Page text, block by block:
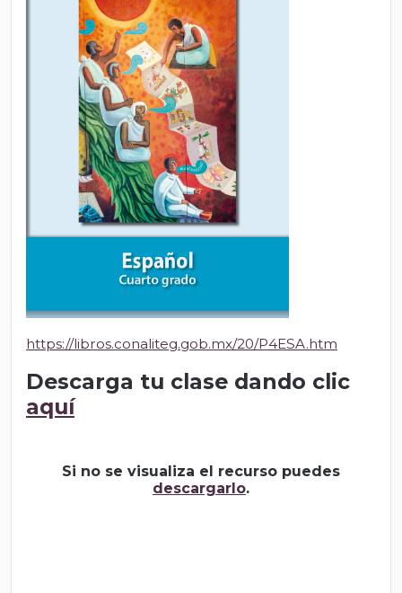
https://libros.conaliteg.gob.mx/20/P4ESA.htm
Descarga tu clase dando clic
aquí
Si no se visualiza el recurso puedes
descargarlo.